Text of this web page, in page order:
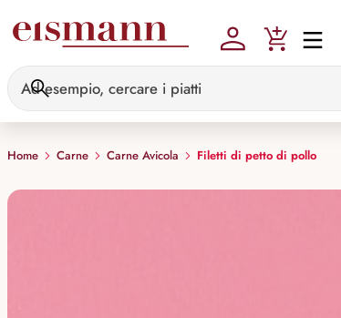
Home Carne Carne Avicola Filetti di petto di pollo